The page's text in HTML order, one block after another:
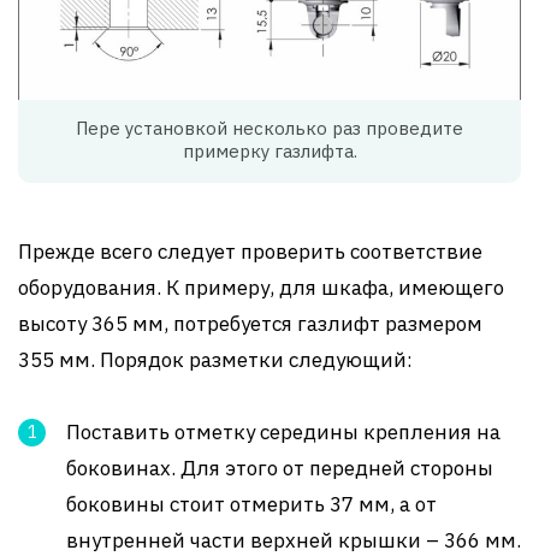
Пере установкой несколько раз проведите
примерку газлифта.
Прежде всего следует проверить соответствие
оборудования. К примеру, для шкафа, имеющего
высоту 365 мм, потребуется газлифт размером
355 мм. Порядок разметки следующий:
Поставить отметку середины крепления на
боковинах. Для этого от передней стороны
боковины стоит отмерить 37 мм, а от
внутренней части верхней крышки – 366 мм.